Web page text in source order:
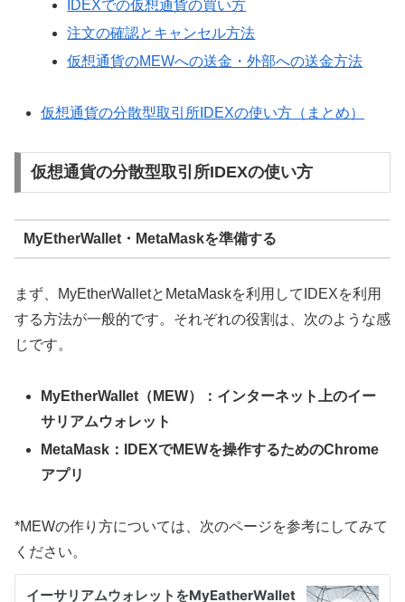
IDEXでの仮想通貨の買い方
注文の確認とキャンセル方法
仮想通貨のMEWへの送金・外部への送金方法
仮想通貨の分散型取引所IDEXの使い方（まとめ）
仮想通貨の分散型取引所IDEXの使い方
MyEtherWallet・MetaMaskを準備する
まず、MyEtherWalletとMetaMaskを利用してIDEXを利用
する方法が一般的です。それぞれの役割は、次のような感
じです。
MyEtherWallet（MEW）：インターネット上のイー
サリアムウォレット
MetaMask：IDEXでMEWを操作するためのChrome
アプリ
*MEWの作り方については、次のページを参考にしてみて
ください。